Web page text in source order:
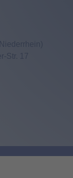
Str. 17